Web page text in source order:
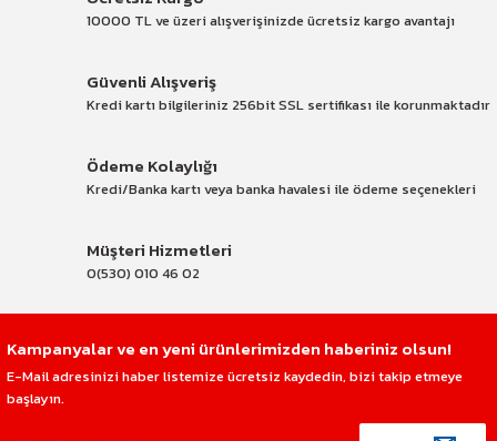
10000 TL ve üzeri alışverişinizde ücretsiz kargo avantajı
Güvenli Alışveriş
Kredi kartı bilgileriniz 256bit SSL sertifikası ile korunmaktadır
Ödeme Kolaylığı
Kredi/Banka kartı veya banka havalesi ile ödeme seçenekleri
Müşteri Hizmetleri
0(530) 010 46 02
Kampanyalar ve en yeni ürünlerimizden haberiniz olsun!
E-Mail adresinizi haber listemize ücretsiz kaydedin, bizi takip etmeye
başlayın.